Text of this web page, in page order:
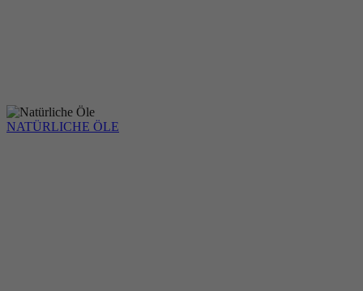
NATÜRLICHE ÖLE